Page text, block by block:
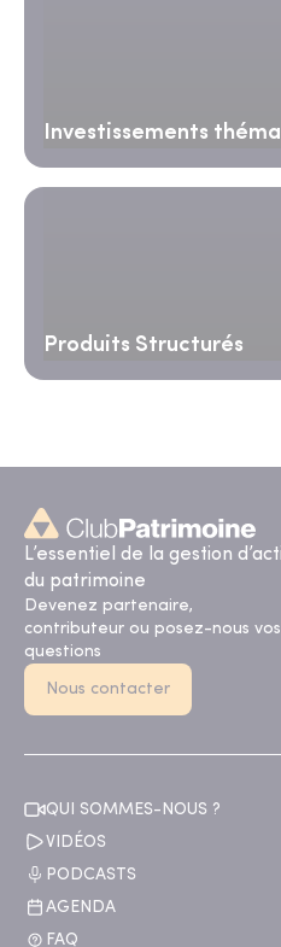
Investissements
Produits Structurés
L’essentiel de la gestion
du patrimoine
Devenez partenaire,
contributeur ou posez-nous vos
questions
Nous contacter
QUI SOMMES-NOUS ?
VIDÉOS
PODCASTS
AGENDA
FAQ